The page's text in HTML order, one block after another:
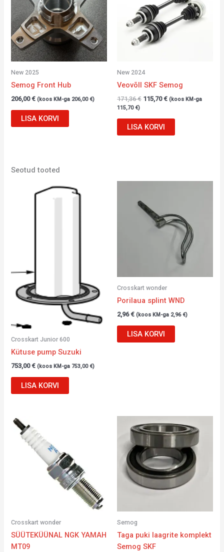
New 2025
Semog Front Hub
206,00€ (koos KM-ga 206,00 €)
LISA KORVI
New 2024
Veovõll SKF Semog
171,36€ 115,70€ (koos KM-ga
115,70 €)
LISA KORVI
Seotud tooted
Crosskart Junior 600
Kütuse pump Suzuki
753,00€ (koos KM-ga 753,00 €)
LISA KORVI
Crosskart wonder
Porilaua splint WND
2,96€ (koos KM-ga 2,96 €)
LISA KORVI
Crosskart wonder
SÜÜTEKÜÜNAL NGK YAMAH
MT09
Semog
Taga puki laagrite komplekt
Semog SKF